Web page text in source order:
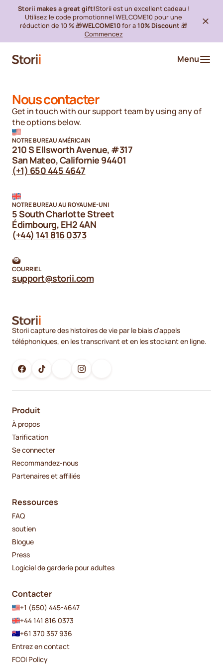
Storii makes a great gift!Storii est un excellent cadeau !
Utilisez le code promotionnel WELCOME10 pour une
réduction de 10 % 🎁WELCOME10for a10% Discount 🎁
Commencez
Menu
Nous contacter
Get in touch with our support team by using any of
the options below.
NOTRE BUREAU AMÉRICAIN
210 S Ellsworth Avenue, #317
San Mateo, Californie 94401
(+1) 650 445 4647
NOTRE BUREAU AU ROYAUME-UNI
5 South Charlotte Street
Édimbourg, EH2 4AN
(+44) 141 816 0373
COURRIEL
support@storii.com
Storii capture des histoires de vie par le biais d'appels
téléphoniques, en les transcrivant et en les stockant en ligne.
Produit
À propos
Tarification
Se connecter
Recommandez-nous
Partenaires et affiliés
Ressources
FAQ
soutien
Blogue
Press
Logiciel de garderie pour adultes
Contacter
+1 (650) 445-4647
+44 141 816 0373
+61 370 357 936
Entrez en contact
FCOI Policy